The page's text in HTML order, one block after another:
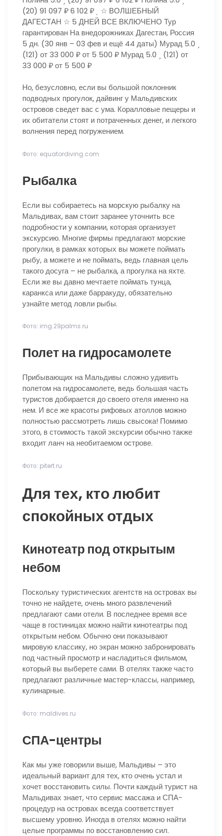
(20) 91 097 ₽6 102 ₽
☆ ВОЛШЕБНЫЙ
ДАГЕСТАН ☆ 5 ДНЕЙ ВСЕ ВКЛЮЧЕНО Тур
гарантирован На внедорожниках Дагестан, Россия
5 дн. (30 янв – 03 фев и ещё 44 даты) Мурад 5.0
(121) от 33 000 ₽от 5 500 ₽ Мурад 5.0 (121) от
33 000 ₽от 5 500 ₽
Но, безусловно, если вы большой поклонник
подводных прогулок, дайвинг у Мальдивских
островов сведет вас с ума. Коралловые пещеры и
их обитатели стоят и потраченных денег, и легкого
волнения перед погружением.
Фото: equatordiving.com
Рыбалка
Если вы собираетесь на морскую рыбалку на
Мальдивах, вам стоит заранее уточнить все
подробности у компании, которая организует
экскурсию. Многие фирмы предлагают морские
прогулки, в рамках которых вы можете поймать
рыбу, а можете и не поймать, ведь главная цель
такого досуга – не рыбалка, а прогулка на яхте.
Если же вы давно мечтаете поймать тунца,
каранкса или даже барракуду, обязательно
узнайте метод ловли рыбы.
Фото: img.29palms.ru
Полет на гидросамолете
Прибывающих на Мальдивы сложно удивить
полетом на гидросамолете, ведь большая часть
туристов добирается до своего отеля именно на
нем. И все же красоты рифовых атоллов можно
полностью рассмотреть лишь свысока! Помимо
этого, в стоимость такой экскурсии обычно также
входит ланч на необитаемом острове.
Фото: pitert.ru
Для тех, кто любит
спокойных отдых
Кинотеатр под открытым
небом
Поскольку туристических агентств на островах вы
точно не найдете, очень много развлечений
предлагают сами отели. В последнее время все
чаще в гостиницах можно найти кинотеатры под
открытым небом. Обычно они показывают
мировую классику, но экран можно забронировать
под частный просмотр и насладиться фильмом,
который вы выберете сами. В отелях также часто
предлагают различные мастер-классы, например,
кулинарные.
Фото: maldives.ru
СПА-центры
Как мы уже говорили выше, Мальдивы – это
идеальный вариант для тех, кто очень устал и
хочет восстановить силы. Почти каждый турист на
Мальдивах знает, что сервис массажа и СПА-
процедур на островах всегда соответствует
высшему уровню. Иногда в отелях можно найти
целые программы по восстановлению сил.